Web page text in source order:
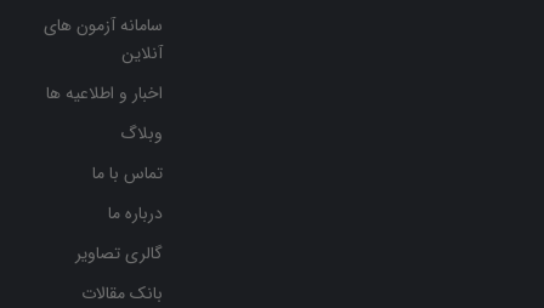
سامانه آزمون های
آنلاین
اخبار و اطلاعیه ها
وبلاگ
تماس با ما
درباره ما
گالری تصاویر
بانک مقالات